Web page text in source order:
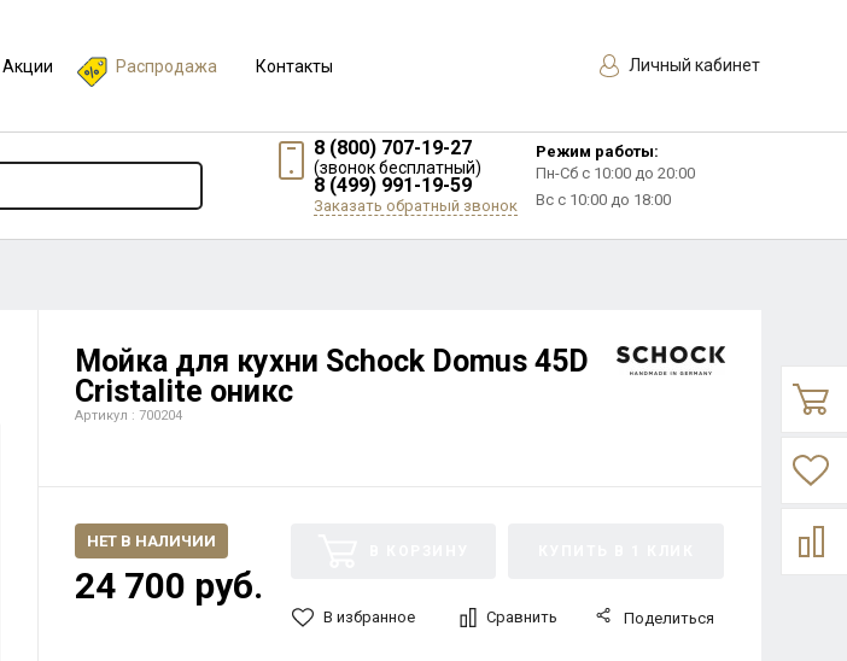
Акции Распродажа Контакты Личный кабинет
8 (800) 707-19-27
(звонок бесплатный)
8 (499) 991-19-59
Заказать обратный звонок
Режим работы:
Пн-Сб с 10:00 до 20:00
Вс с 10:00 до 18:00
Мойка для кухни Schock Domus 45D
Cristalite оникс
Артикул : 700204
НЕТ В НАЛИЧИИ
24 700 руб.
В избранное Сравнить Поделиться